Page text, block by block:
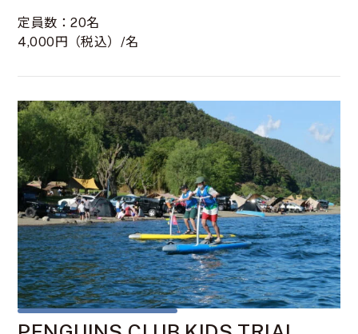
定員数：20名
4,000円（税込）/名